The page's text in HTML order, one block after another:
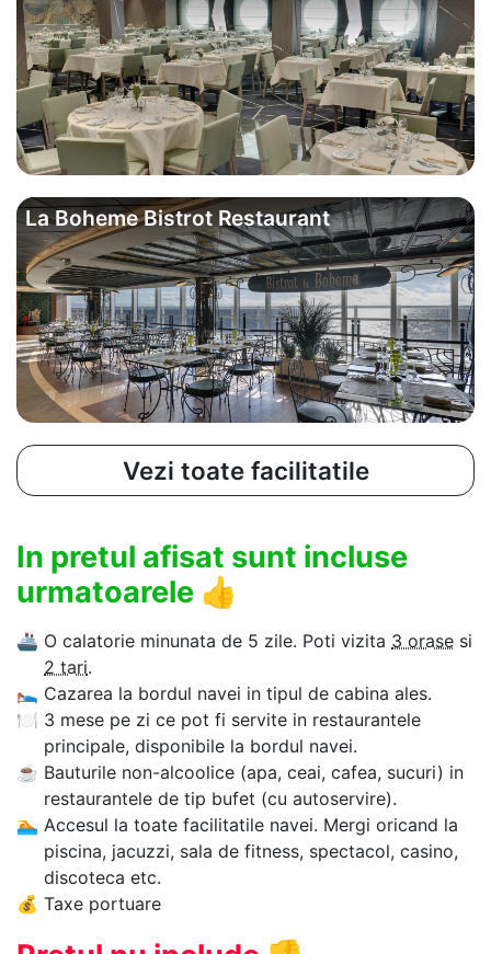
La Boheme Bistrot Restaurant
Vezi toate facilitatile
In pretul afisat sunt incluse
urmatoarele 👍
🚢 O calatorie minunata de 5 zile. Poti vizita 3 orase si
2 tari.
🛌 Cazarea la bordul navei in tipul de cabina ales.
🍽 3 mese pe zi ce pot fi servite in restaurantele
principale, disponibile la bordul navei.
☕ Bauturile non-alcoolice (apa, ceai, cafea, sucuri) in
restaurantele de tip bufet (cu autoservire).
🏊‍ Accesul la toate facilitatile navei. Mergi oricand la
piscina, jacuzzi, sala de fitness, spectacol, casino,
discoteca etc.
💰 Taxe portuare